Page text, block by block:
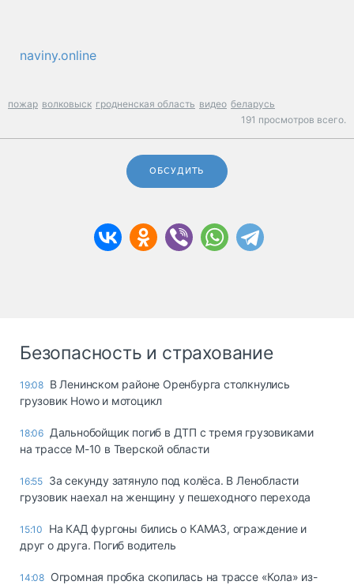
naviny.online
пожар волковыск гродненская область видео беларусь
191 просмотров всего.
ОБСУДИТЬ
Безопасность и страхование
19:08 В Ленинском районе Оренбурга столкнулись
грузовик Howo и мотоцикл
18:06 Дальнобойщик погиб в ДТП с тремя грузовиками
на трассе М-10 в Тверской области
16:55 За секунду затянуло под колёса. В Ленобласти
грузовик наехал на женщину у пешеходного перехода
15:10
На КАД фургоны бились о КАМАЗ, ограждение и
друг о друга. Погиб водитель
14:08 Огромная пробка скопилась на трассе «Кола» из-